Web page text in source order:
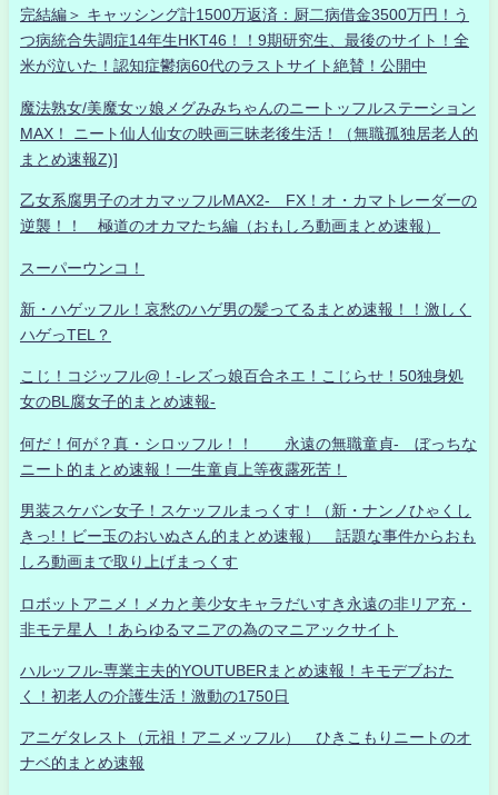
完結編＞ キャッシング計1500万返済：厨二病借金3500万円！う
つ病統合失調症14年生HKT46！！9期研究生、最後のサイト！全
米が泣いた！認知症鬱病60代のラストサイト絶賛！公開中
魔法熟女/美魔女ッ娘メグみみちゃんのニートッフルステーション
MAX！ ニート仙人仙女の映画三昧老後生活！（無職孤独居老人的
まとめ速報Z)]
乙女系腐男子のオカマッフルMAX2- FX！オ・カマトレーダーの
逆襲！！ 極道のオカマたち編（おもしろ動画まとめ速報）
スーパーウンコ！
新・ハゲッフル！哀愁のハゲ男の髪ってるまとめ速報！！激しく
ハゲっTEL？
こじ！コジッフル@！-レズっ娘百合ネエ！こじらせ！50独身処
女のBL腐女子的まとめ速報-
何だ！何が？真・シロッフル！！ 永遠の無職童貞- ぼっちな
ニート的まとめ速報！一生童貞上等夜露死苦！
男装スケバン女子！スケッフルまっくす！（新・ナンノひゃくし
きっ!！ビー玉のおいぬさん的まとめ速報） 話題な事件からおも
しろ動画まで取り上げまっくす
ロボットアニメ！メカと美少女キャラだいすき永遠の非リア充・
非モテ星人 ！あらゆるマニアの為のマニアックサイト
ハルッフル-専業主夫的YOUTUBERまとめ速報！キモデブおた
く！初老人の介護生活！激動の1750日
アニゲタレスト（元祖！アニメッフル） ひきこもりニートのオ
ナベ的まとめ速報